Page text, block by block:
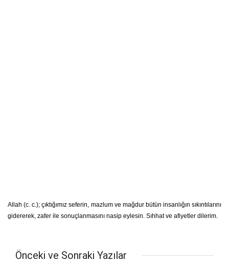
Allah (c. c.); çıktığımız seferin, mazlum ve mağdur bütün insanlığın sıkıntılarını
gidererek, zafer ile sonuçlanmasını nasip eylesin. Sıhhat ve afiyetler dilerim.
Önceki ve Sonraki Yazılar